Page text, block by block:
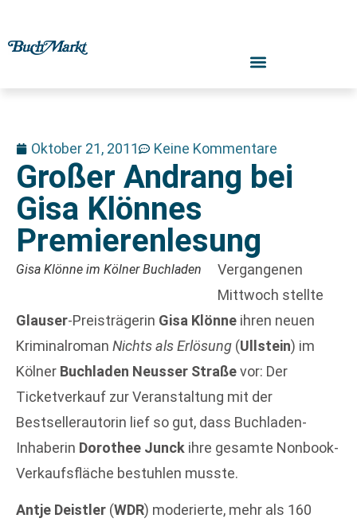
Oktober 21, 2011 Keine Kommentare
Großer Andrang bei
Gisa Klönnes
Premierenlesung
Gisa Klönne im Kölner Buchladen
Vergangenen
Mittwoch stellte
Glauser-Preisträgerin Gisa Klönne ihren neuen
Kriminalroman Nichts als Erlösung (Ullstein) im
Kölner Buchladen Neusser Straßevor: Der
Ticketverkauf zur Veranstaltung mit der
Bestsellerautorin lief so gut, dass Buchladen-
Inhaberin Dorothee Junck ihre gesamte Nonbook-
Verkaufsfläche bestuhlen musste.
Antje Deistler (WDR) moderierte, mehr als 160